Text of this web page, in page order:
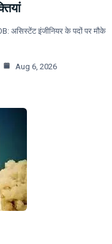
असिस्टेंट इंजीनियर के पदों पर मौके
Aug 6, 2026